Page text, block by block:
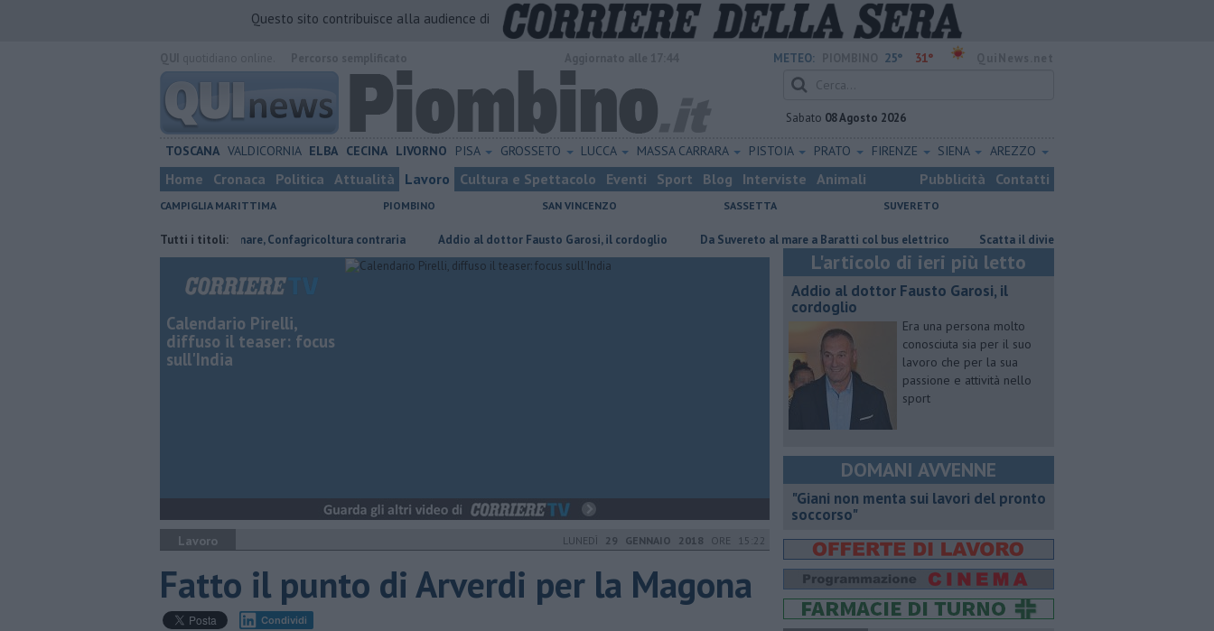
Questo sito contribuisce alla audience di
METEO: 25° 31°
Sabato 08 Agosto 2026
TOSCANA VALDICORNIA ELBA CECINA LIVORNO PISA GROSSETO LUCCA MASSA CARRARA PISTOIA PRATO FIRENZE SIENA AREZZO
Home Cronaca Politica Attualità Lavoro Cultura e Spettacolo Eventi Sport Blog Interviste Animali Pubblicità Contatti
CAMPIGLIA MARITTIMA PIOMBINO SAN VINCENZO SASSETTA SUVERETO
Tutti i titoli:
Parco eolico in mare, Confagricoltura contraria Addio al dottor Fausto Garosi, il cordoglio Da Suvereto al mare a Baratti col bus elettrico Scatta il divieto di dimora per il senzatetto
Calendario Pirelli,
diffuso il teaser: focus
sull'India
Lavoro LUNEDÌ 29 GENNAIO 2018 ORE 15:22
Fatto il punto di Arverdi per la Magona
Condividi
L'articolo di ieri più letto
Addio al dottor Fausto Garosi, il
cordoglio
Era una persona molto
conosciuta sia per il suo
lavoro che per la sua
passione e attività nello
sport
DOMANI AVVENNE
"Giani non menta sui lavori del pronto
soccorso"